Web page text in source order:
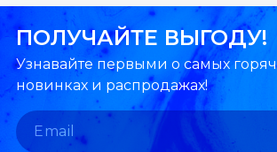
ПОЛУЧАЙТЕ ВЫГОДУ!
Узнавайте первыми о самых
новинках и распродажах!